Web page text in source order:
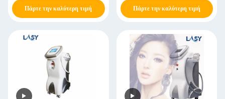
Πάρτε την καλύτερη τιμή Πάρτε την καλύτερη τιμή